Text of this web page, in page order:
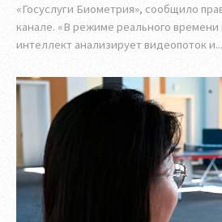
«Госуслуги Биометрия», сообщило
канале. «В режиме реального времени
интеллект анализирует видеопоток и...